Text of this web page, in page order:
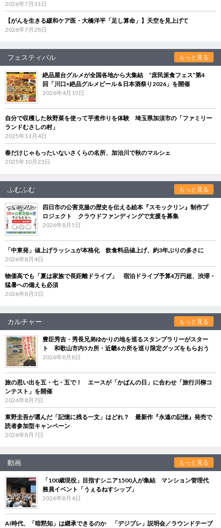
2026年7月31日
【がんを生きる緩和ケア医・大橋洋平「足し算命」】天空を見上げて
2026年7月28日
フェスティバル もっと見る
絶品屋台グルメが全国各地から大集結 “庶民派食フェス”第4
回「川口×絶品グルメビール＆日本酒祭り2026」を開催
2026年4月15日
自分で収穫した秋野菜を使って芋煮作りを体験 埼玉県加須市の「ファミリー
ランドむさしの村」
2025年11月4日
春だけじゃもったいないさくらの名所、加治川で秋のマルシェ
2025年10月23日
ふむふむ もっと見る
四日市の公害克服の歴史を伝える絵本『スモックリン』制作プ
ロジェクト クラウドファンディングで支援を募集
2026年8月5日
「中東発」値上げラッシュが本格化 飲食料品値上げ、約3年ぶりの多さに
2026年8月4日
物価高でも「夏は家族で長距離ドライブ」 宿泊ドライブ予算4万円超、渋滞・
猛暑への備えも必須
2026年8月3日
カルチャー もっと見る
豊臣秀吉・秀長兄弟ゆかりの地を巡るスタンプラリーがスター
ト 和歌山市内5カ所・近畿6カ所を巡り限定グッズをもらおう
2026年8月8日
旅の思い出を五・七・五で！ エースが「かばんの日」に合わせ「旅行川柳コ
ンテスト」を開催
2026年8月7日
東野圭吾が選んだ「記憶に残る一文」はどれ？ 最新作『永遠の記憶』発売で
読者参加型キャンペーン
2026年8月7日
動画 もっと見る
「100歳現役」目指すシニア1500人が集結 マンション管理代
務員イベント「うぇるねすシップ」
2026年8月4日
AI時代、「暗黙知」は継承できるのか 「デジブレ」説明会／ラウンドテーブ